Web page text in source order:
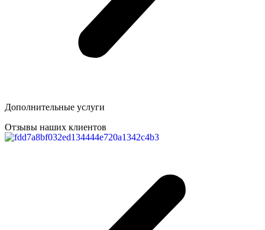
Дополнительные услуги
Отзывы наших клиентов